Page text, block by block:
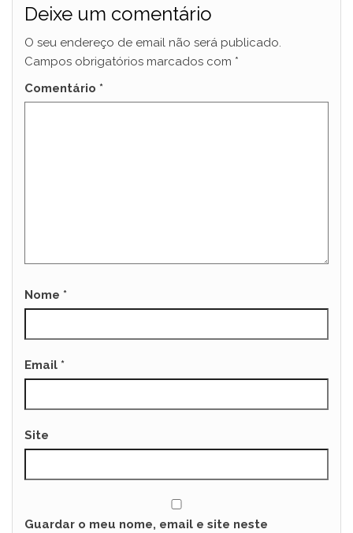
Deixe um comentário
O seu endereço de email não será publicado.
Campos obrigatórios marcados com *
Comentário *
Nome *
Email *
Site
Guardar o meu nome, email e site neste